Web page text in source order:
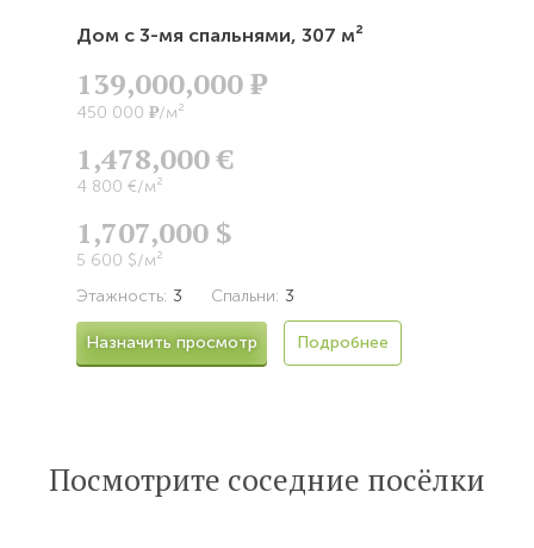
Дом с 3-мя спальнями, 307 м²
139,000,000Р
450 000 Р/м²
1,478,000 €
4 800 €/м²
1,707,000 $
5 600 $/м²
Этажность: 3 Спальни: 3
Назначить просмотр Подробнее
Посмотрите соседние посёлки